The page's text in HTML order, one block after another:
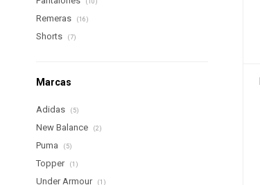
(10)
Remeras (16)
Shorts (7)
Marcas
Adidas (5)
New Balance (2)
Puma (5)
Topper (1)
Under Armour (1)